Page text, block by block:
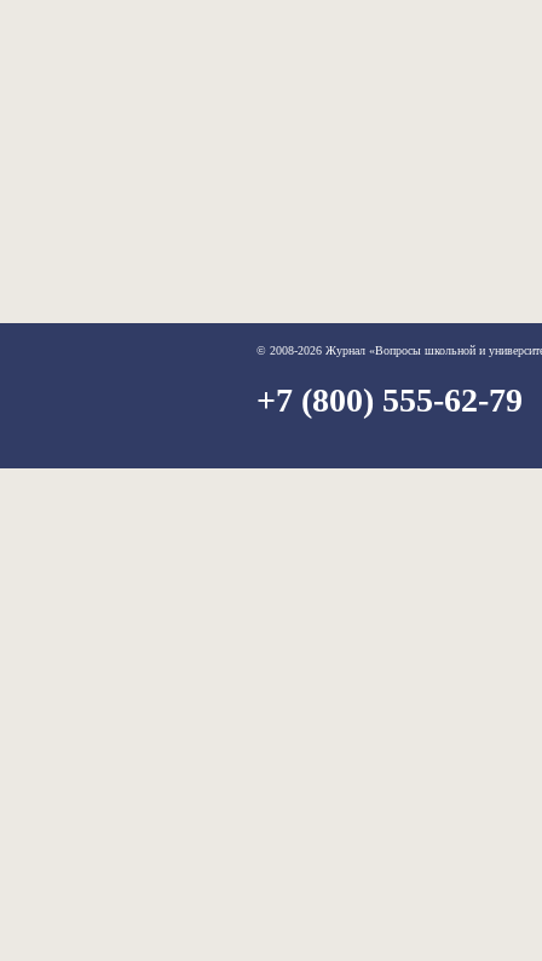
© 2008-2026 Журнал «Вопросы школьной и
+7 (800) 555-62-79